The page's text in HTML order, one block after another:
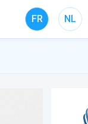
FR NL